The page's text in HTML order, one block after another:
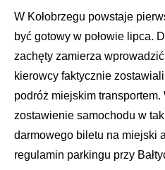
W Kołobrzegu powstaje
być gotowy w połowie lipca.
zachęty zamierza
kierowcy faktycznie
podróż miejskim transportem.
zostawienie samochodu w
darmowego biletu na miejski
regulamin parkingu przy